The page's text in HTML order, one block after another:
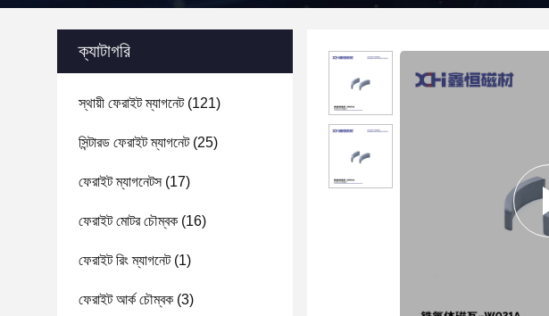
ক্যাটাগরি
স্থায়ী ফেরাইট ম্যাগনেট(121)
সিন্টারড ফেরাইট ম্যাগনেট(25)
ফেরাইট ম্যাগনেটস(17)
ফেরাইট মোটর চৌম্বক (16)
ফেরাইট রিং ম্যাগনেট(1)
ফেরাইট আর্ক চৌম্বক (3)